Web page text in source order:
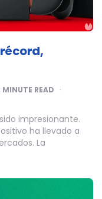
MINUTE READ
impresionante.
ha llevado a
La